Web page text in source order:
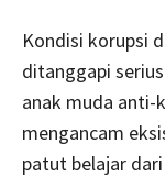
Kondisi korupsi
ditanggapi
anak muda anti-
mengancam
patut belajar